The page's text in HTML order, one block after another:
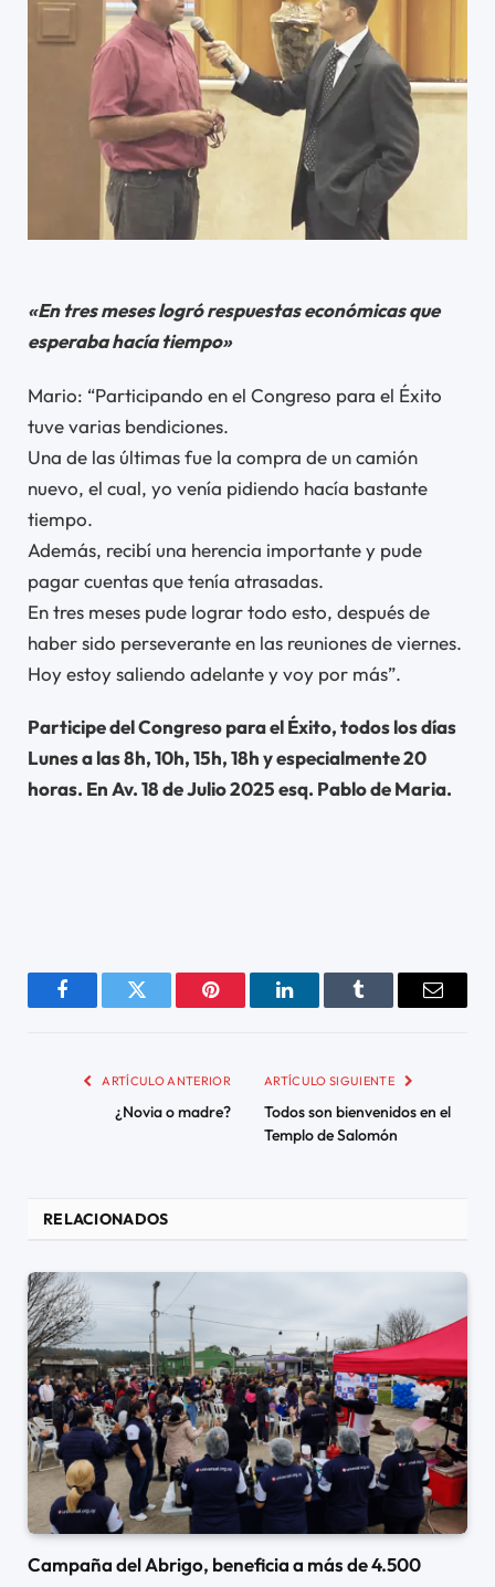
«En tres meses logró respuestaseconómicas que
esperaba hacía tiempo»
Mario: “Participando en el Congreso para el Éxito
tuve varias bendiciones.
Una de las últimas fue la compra de un camión
nuevo, el cual, yo venía pidiendo hacía bastante
tiempo.
Además, recibí una herencia importante y pude
pagar cuentas que tenía atrasadas.
En tres meses pude lograr todo esto, después de
haber sido perseverante en las reuniones de viernes.
Hoy estoy saliendo adelante y voy por más”.
Participe del Congreso para el Éxito, todos los días
Lunes a las 8h, 10h, 15h, 18h y especialmente 20
horas. En Av. 18 de Julio 2025 esq. Pablo de Maria.
FacebookTwitter Pinterest LinkedInTumblr Email
ARTÍCULO ANTERIOR
¿Novia o madre?
ARTÍCULO SIGUIENTE
Todos son bienvenidos en el
Templo de Salomón
RELACIONADOS
Campaña del Abrigo, beneficia a más de 4.500